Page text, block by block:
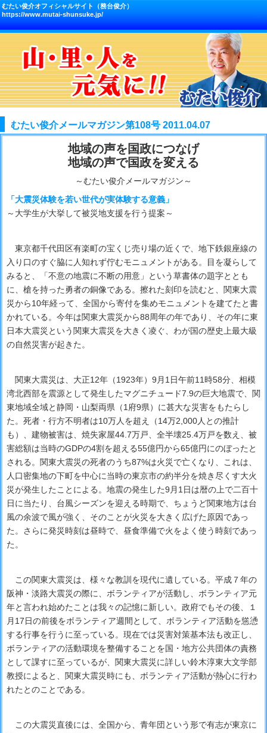
むたい俊介オフィシャルサイト（務台俊介）
https://www.mutai-shunsuke.jp/
むたい俊介メールマガジン第108号 2011.04.07
地域の声を国政につなげ
地域の声で国政を変える
～むたい俊介メールマガジン～
「大震災体験を若い世代が実体験する意義」
～大学生が大挙して被災地支援を行う提案～
東京都千代田区有楽町の宝くじ売り場の近くで、地下鉄銀座線の
入り口のすぐ脇に人知れず佇むモニュメントがある。目を凝らして
みると、「不意の地震に不断の用意」という草書体の題字ととも
に、槍を持った勇者の銅像である。擦れた刻印を読むと、関東大震
災から10年経って、全国から寄付を集めモニュメントを建てたと書
かれている。今年は関東大震災から88周年の年であり、その年に東
日本大震災という関東大震災を大きく凌ぐ、わが国の歴史上最大級
の自然災害が起きた。
関東大震災は、大正12年（1923年）9月1日午前11時58分、相模
湾北西部を震源として発生したマグニチュード7.9の巨大地震で、関
東地域全域と静岡・山梨両県（1府9県）に甚大な災害をもたらし
た。死者・行方不明者は10万人を超え（14万2,000人との推計
も）、建物被害は、焼失家屋44.7万戸、全半壊25.4万戸を数え、被
害総額は当時のGDPの4割を超える55億円から65億円にのぼったと
される。関東大震災の死者のうち87%は火災で亡くなり、これは、
人口密集地の下町を中心に当時の東京市の約半分を焼き尽くす大火
災が発生したことによる。地震の発生した9月1日は暦の上で二百十
日に当たり、台風シーズンを迎える時期で、ちょうど関東地方は台
風の余波で風が強く、そのことが火災を大きく広げた原因であっ
た。さらに発災時刻は昼時で、昼食準備で火をよく使う時刻であっ
た。
この関東大震災は、様々な教訓を現代に遺している。平成７年の
阪神・淡路大震災の際に、ボランティアが活動し、ボランティア元
年と言われ始めたことは我々の記憶に新しい。政府でもその後、１
月17日の前後をボランティア週間として、ボランティア活動を慫慂
する行事を行うに至っている。現在では災害対策基本法も改正し、
ボランティアの活動環境を整備することを国・地方公共団体の責務
として課すに至っているが、関東大震災に詳しい鈴木淳東大文学部
教授によると、関東大震災時にも、ボランティア活動が熱心に行わ
れたとのことである。
この大震災直後には、全国から、青年団という形で有志が東京に